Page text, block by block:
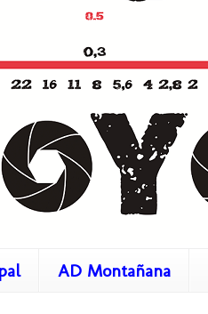
AD Montañana